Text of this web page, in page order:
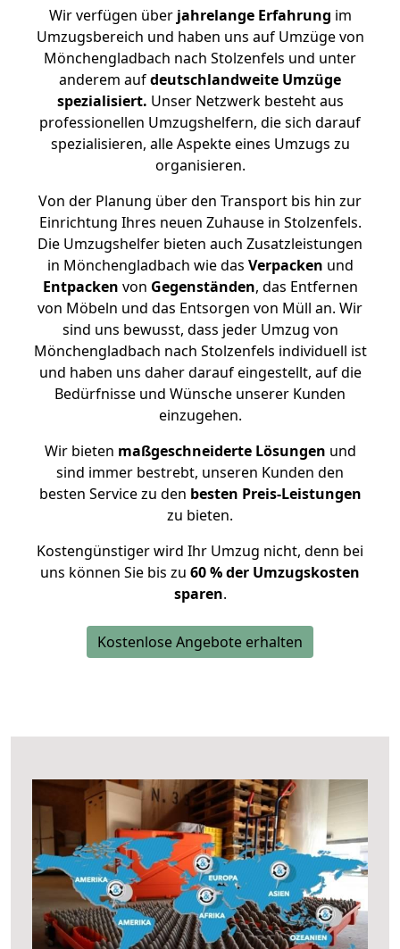
Wir verfügen überjahrelange Erfahrung im
Umzugsbereich und haben uns auf Umzüge von
Mönchengladbach nach Stolzenfels und unter
anderem aufdeutschlandweite Umzüge
spezialisiert. Unser Netzwerk besteht aus
professionellen Umzugshelfern, die sich darauf
spezialisieren, alle Aspekte eines Umzugs zu
organisieren.
Von der Planung über den Transport bis hin zur
Einrichtung Ihres neuen Zuhause in Stolzenfels.
Die Umzugshelfer bieten auch Zusatzleistungen
in Mönchengladbach wie das Verpacken und
Entpacken von Gegenständen, das Entfernen
von Möbeln und das Entsorgen von Müll an. Wir
sind uns bewusst, dass jeder Umzug von
Mönchengladbach nach Stolzenfels individuell ist
und haben uns daher darauf eingestellt, auf die
Bedürfnisse und Wünsche unserer Kunden
einzugehen.
Wir bieten maßgeschneiderte Lösungen und
sind immer bestrebt, unseren Kunden den
besten Service zu den besten Preis-Leistungen
zu bieten.
Kostengünstiger wird Ihr Umzug nicht, denn bei
uns können Sie bis zu 60 % der Umzugskosten
sparen.
Kostenlose Angebote erhalten